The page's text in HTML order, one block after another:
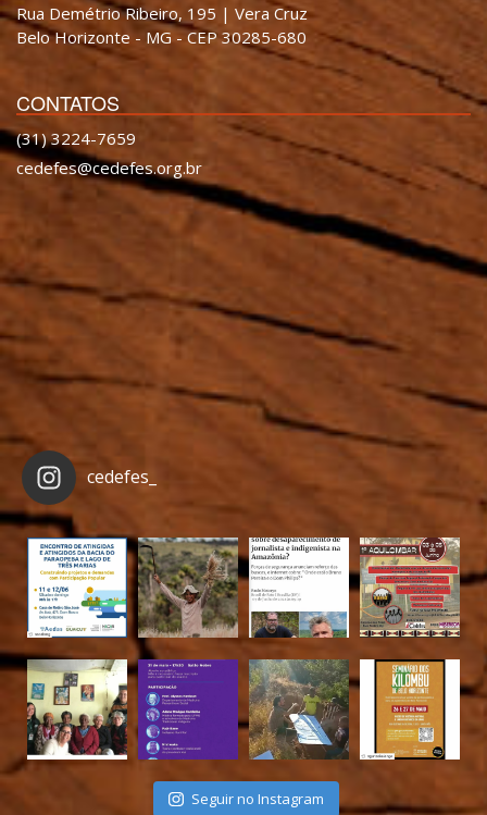
Rua Demétrio Ribeiro, 195 | Vera Cruz
Belo Horizonte - MG - CEP 30285-680
CONTATOS
(31) 3224-7659
cedefes@cedefes.org.br
cedefes_
Seguir no Instagram